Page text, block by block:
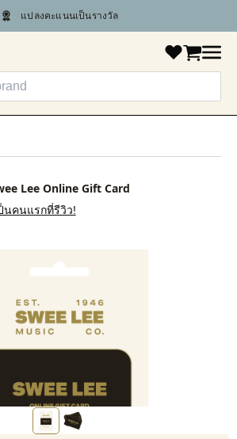
แปลงคะแนนเป็นรางวัล
Lee Online Gift Card
นคนแรกที่รีวิว!